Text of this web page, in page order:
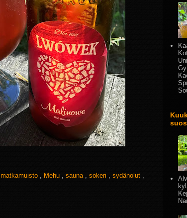
matkamuisto , Mehu , sauna , sokeri , sydänolut ,